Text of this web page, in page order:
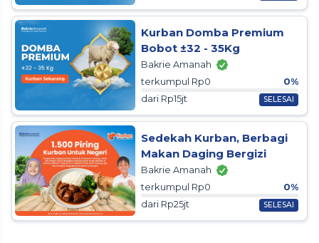
Kurban Domba Premium
Bobot ±32 - 35Kg
Bakrie Amanah
terkumpul Rp0
0%
dari Rp15jt
SELESAI
Sedekah Kurban, Berbagi
Makan Daging Bergizi
Bakrie Amanah
terkumpul Rp0
0%
dari Rp25jt
SELESAI